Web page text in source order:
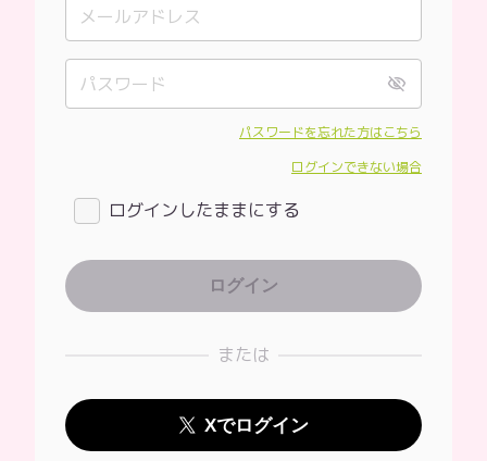
パスワードを忘れた方はこちら
ログインできない場合
ログインしたままにする
または
Xでログイン